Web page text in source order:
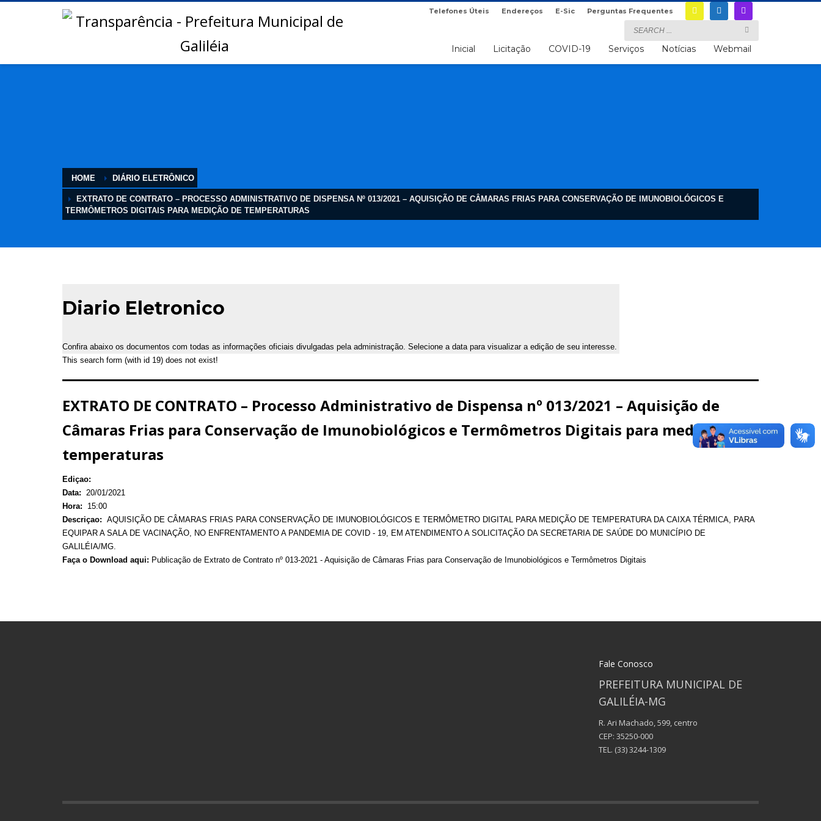
Telefones Úteis Endereços E-Sic Perguntas Frequentes
Inicial Licitação COVID-19 Serviços Notícias Webmail
HOME DIÁRIO ELETRÔNICO
EXTRATO DE CONTRATO – PROCESSO ADMINISTRATIVO DE DISPENSA Nº 013/2021 – AQUISIÇÃO DE CÂMARAS FRIAS PARA CONSERVAÇÃO DE IMUNOBIOLÓGICOS E
TERMÔMETROS DIGITAIS PARA MEDIÇÃO DE TEMPERATURAS
Diario Eletronico
Confira abaixo os documentos com todas as informações oficiais divulgadas pela administração. Selecione a data para visualizar a edição de seu interesse.
This search form (with id 19) does not exist!
EXTRATO DE CONTRATO – Processo Administrativo de Dispensa nº 013/2021 – Aquisição de
Câmaras Frias para Conservação de Imunobiológicos e Termômetros Digitais para medição de
temperaturas
Ediçao:
Data: 20/01/2021
Hora:
15:00
Descriçao: AQUISIÇÃO DE CÂMARAS FRIAS PARA CONSERVAÇÃO DE IMUNOBIOLÓGICOS E TERMÔMETRO DIGITAL PARA MEDIÇÃO DE TEMPERATURA DA CAIXA TÉRMICA, PARA
EQUIPAR A SALA DE VACINAÇÃO, NO ENFRENTAMENTO A PANDEMIA DE COVID - 19, EM ATENDIMENTO A SOLICITAÇÃO DA SECRETARIA DE SAÚDE DO MUNICÍPIO DE
GALILÉIA/MG.
Faça o Download aqui: Publicação de Extrato de Contrato nº 013-2021 - Aquisição de Câmaras Frias para Conservação de Imunobiológicos e Termômetros Digitais
Fale Conosco
PREFEITURA MUNICIPAL DE
GALILÉIA-MG
R. Ari Machado, 599, centro
CEP: 35250-000
TEL. (33) 3244-1309